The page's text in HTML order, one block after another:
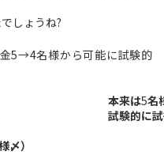
しょうね?
5→4名様から可能に試験的
様〆）
本来は5名
試験的に